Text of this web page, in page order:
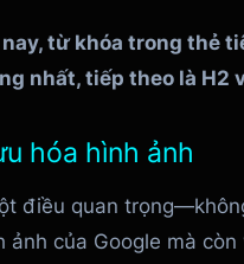
từ khóa trong thẻ
nhất, tiếp theo là H2
hóa hình ảnh
điều quan
ảnh của Google mà